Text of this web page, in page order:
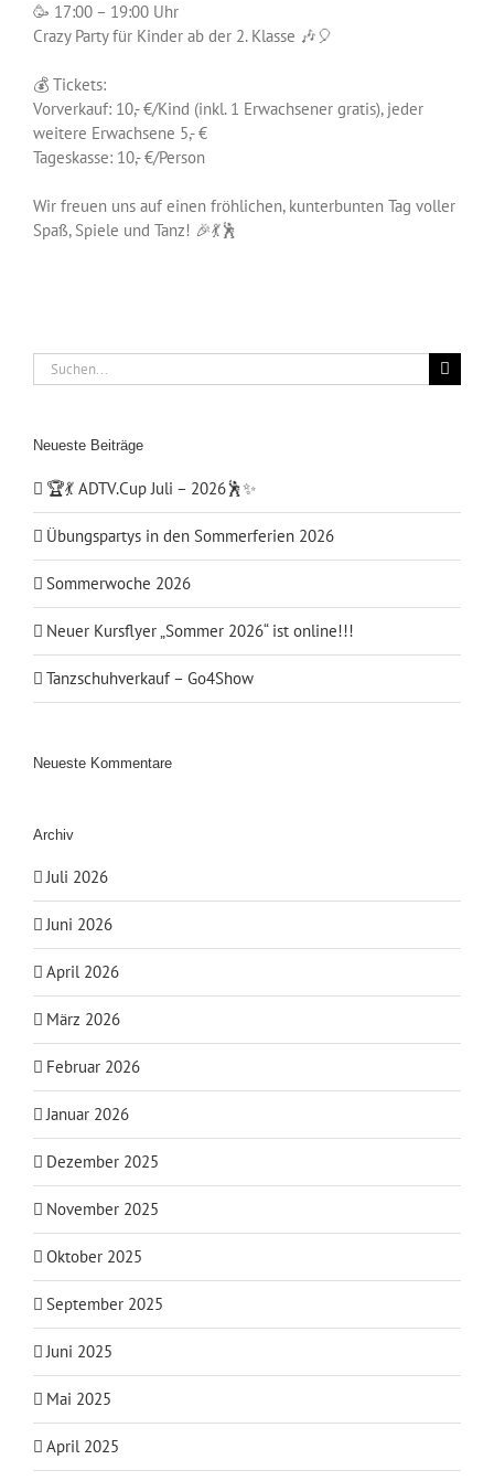
🥳 17:00 – 19:00 Uhr
Crazy Party für Kinder ab der 2. Klasse 🎶🎈
💰 Tickets:
Vorverkauf: 10,- €/Kind (inkl. 1 Erwachsener gratis), jeder
weitere Erwachsene 5,- €
Tageskasse: 10,- €/Person
Wir freuen uns auf einen fröhlichen, kunterbunten Tag voller
Spaß, Spiele und Tanz! 🎉💃🕺
Suche
nach:
Neueste Beiträge
🏆💃 ADTV.Cup Juli – 2026🕺✨
Übungspartys in den Sommerferien 2026
Sommerwoche 2026
Neuer Kursflyer „Sommer 2026“ ist online!!!
Tanzschuhverkauf – Go4Show
Neueste Kommentare
Archiv
Juli 2026
Juni 2026
April 2026
März 2026
Februar 2026
Januar 2026
Dezember 2025
November 2025
Oktober 2025
September 2025
Juni 2025
Mai 2025
April 2025